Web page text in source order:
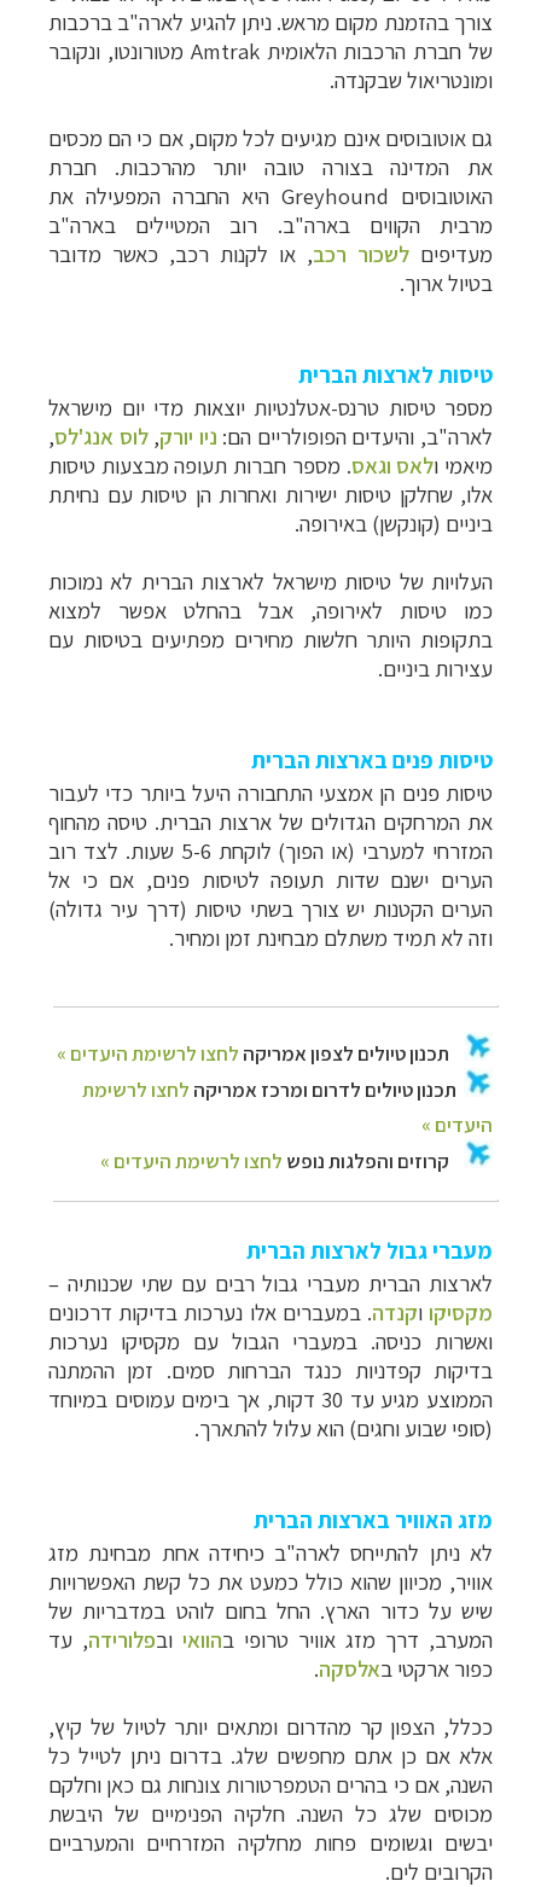
צורך בהזמנת מקום מראש.ניתן להגיע לארה"ב ברכבות
של חברת הרכבות הלאומיתAmtrak מטורונטו, ונקובר
ומונטריאול שבקנדה.
גם אוטובוסים אינם מגיעים לכל מקום, אם כי הם מכסים
את המדינה בצורה טובה יותר מהרכבות. חברת
האוטובוסים Greyhound היא החברה המפעילה את
מרבית הקווים בארה"ב. רוב המטיילים בארה"ב
מעדיפים לשכור רכב, או לקנות רכב, כאשר מדובר
בטיול ארוך.
טיסות לארצות הברית
מספר טיסות טרנס-אטלנטיות יוצאות מדי יום מישראל
לארה"ב, והיעדים הפופולריים הם: ניו יורק,לוס אנג'לס,
מיאמי ולאס וגאס. מספר חברות תעופה מבצעות טיסות
אלו, שחלקן טיסות ישירות ואחרות הן טיסות עם נחיתת
ביניים (קונקשן) באירופה.
העלויות של טיסות מישראל לארצות הברית לא נמוכות
כמו טיסות לאירופה, אבל בהחלט אפשר למצוא
בתקופות היותר חלשות מחירים מפתיעים בטיסות עם
עצירות ביניים.
טיסות פנים בארצות הברית
טיסות פנים הן אמצעי התחבורה היעל ביותר כדי לעבור
את המרחקים הגדולים של ארצות הברית. טיסה מהחוף
המזרחי למערבי (או הפוך) לוקחת 5-6 שעות. לצד רוב
הערים ישנם שדות תעופה לטיסות פנים, אם כי אל
הערים הקטנות יש צורך בשתי טיסות (דרך עיר גדולה)
וזה לא תמיד משתלם מבחינת זמן ומחיר.
מעברי גבול לארצות הברית
לארצות הברית מעברי גבול רבים עם שתי שכנותיה –
מקסיקווקנדה. במעברים אלו נערכות בדיקות דרכונים
ואשרות כניסה. במעברי הגבול עם מקסיקו נערכות
בדיקות קפדניות כנגד הברחות סמים. זמן ההמתנה
הממוצע מגיע עד 30 דקות, אך בימים עמוסים במיוחד
(סופי שבוע וחגים) הוא עלול להתארך.
מזג האוויר בארצות הברית
לא ניתן להתייחס לארה"ב כיחידה אחת מבחינת מזג
אוויר, מכיוון שהוא כולל כמעט את כל קשת האפשרויות
שיש על כדור הארץ. החל בחום לוהט במדבריות של
המערב, דרך מזג אוויר טרופי בהוואי ובפלורידה, עד
כפור ארקטי באלסקה.
ככלל, הצפון קר מהדרום ומתאים יותר לטיול של קיץ,
אלא אם כן אתם מחפשים שלג. בדרום ניתן לטייל כל
השנה, אם כי בהרים הטמפרטורות צונחות גם כאן וחלקם
מכוסים שלג כל השנה. חלקיה הפנימיים של היבשת
יבשים וגשומים פחות מחלקיה המזרחיים והמערביים
הקרובים לים.